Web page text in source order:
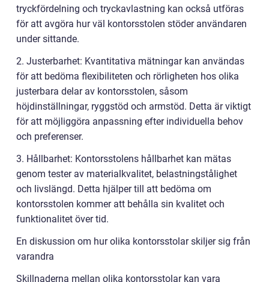
tryckfördelning och tryckavlastning kan också utföras
för att avgöra hur väl kontorsstolen stöder användaren
under sittande.
2. Justerbarhet: Kvantitativa mätningar kan användas
för att bedöma flexibiliteten och rörligheten hos olika
justerbara delar av kontorsstolen, såsom
höjdinställningar, ryggstöd och armstöd. Detta är viktigt
för att möjliggöra anpassning efter individuella behov
och preferenser.
3. Hållbarhet: Kontorsstolens hållbarhet kan mätas
genom tester av materialkvalitet, belastningstålighet
och livslängd. Detta hjälper till att bedöma om
kontorsstolen kommer att behålla sin kvalitet och
funktionalitet över tid.
En diskussion om hur olika kontorsstolar skiljer sig från
varandra
Skillnaderna mellan olika kontorsstolar kan vara